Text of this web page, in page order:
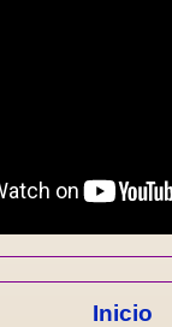
Inicio